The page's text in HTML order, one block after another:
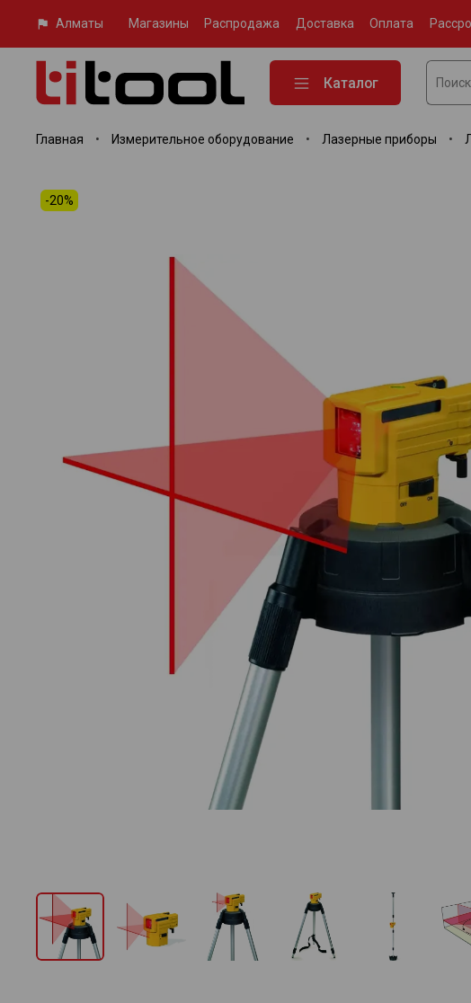
Алматы Магазины Распродажа Доставка Оплата
Каталог
Главная Измерительное оборудование Лазерные приборы
-20%